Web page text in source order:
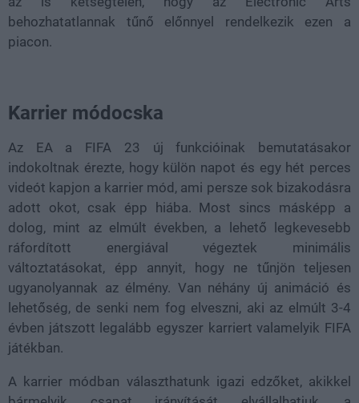
behozhatatlannak tűnő előnnyel rendelkezik ezen a
piacon.
Karrier módocska
Az EA a FIFA 23 új funkcióinak bemutatásakor
indokoltnak érezte, hogy külön napot és egy hét perces
videót kapjon a karrier mód, ami persze sok bizakodásra
adott okot, csak épp hiába. Most sincs másképp a
dolog, mint az elmúlt években, a lehető legkevesebb
ráfordított energiával végeztek minimális
változtatásokat, épp annyit, hogy ne tűnjön teljesen
ugyanolyannak az élmény. Van néhány új animáció és
lehetőség, de senki nem fog elveszni, aki az elmúlt 3-4
évben játszott legalább egyszer karriert valamelyik FIFA
játékban.
A karrier módban választhatunk igazi edzőket, akikkel